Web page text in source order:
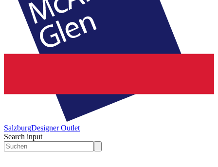
SalzburgDesigner Outlet
Search input